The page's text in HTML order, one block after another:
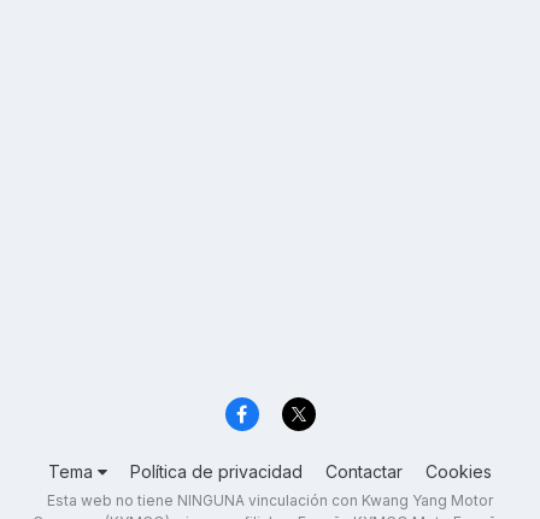
Tema Política de privacidad Contactar Cookies
Esta web no tiene NINGUNA vinculación con Kwang Yang Motor